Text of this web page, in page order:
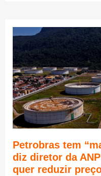
Petrobras tem
diz diretor da
quer reduzir